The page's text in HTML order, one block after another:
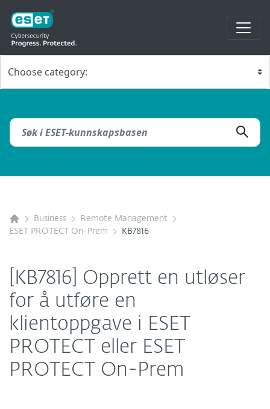
Business
Remote Management
ESET PROTECT On-Prem
KB7816
[KB7816] Opprett en utløser
for å utføre en
klientoppgave i ESET
PROTECT eller ESET
PROTECT On-Prem